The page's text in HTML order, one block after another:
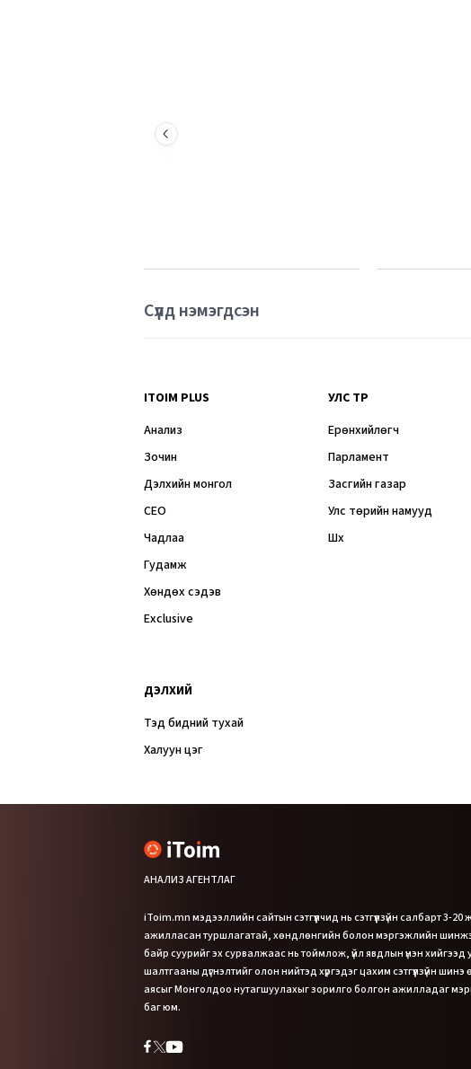
Сүүлд нэмэгдсэн
ITOIM PLUS
Анализ
Зочин
Дэлхийн монгол
CEO
Чадлаа
Гудамж
Хөндөх сэдэв
Exclusive
УЛС ТӨР
Ерөнхийлөгч
Парламент
Засгийн газар
Улс төрийн намууд
Шүүх
ДЭЛХИЙ
Тэд бидний тухай
Халуун цэг
АНАЛИЗ АГЕНТЛАГ
iToim.mn мэдээллийн сайтын сэтгүүлчид нь сэтгүүлзүйн салбарт 3-20
ажилласан туршлагатай, хөндлөнгийн болон мэргэжлийн
байр суурийг эх сурвалжаас нь тоймлож, үйл явдлын үнэн хийгээд
шалтгааны дүгнэлтийг олон нийтэд хүргэдэг цахим сэтгүүлзүйн шинэ
аясыг Монголдоо нутагшуулахыг зорилго болгон ажилладаг
баг юм.